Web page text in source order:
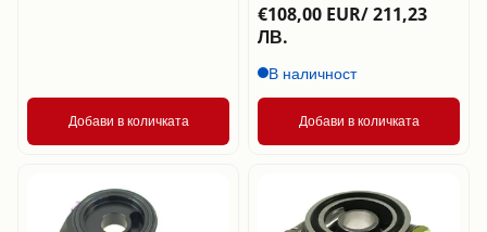
Добави в количката
€108,00 EUR/ 211,23
ЛВ.
В наличност
Добави в количката